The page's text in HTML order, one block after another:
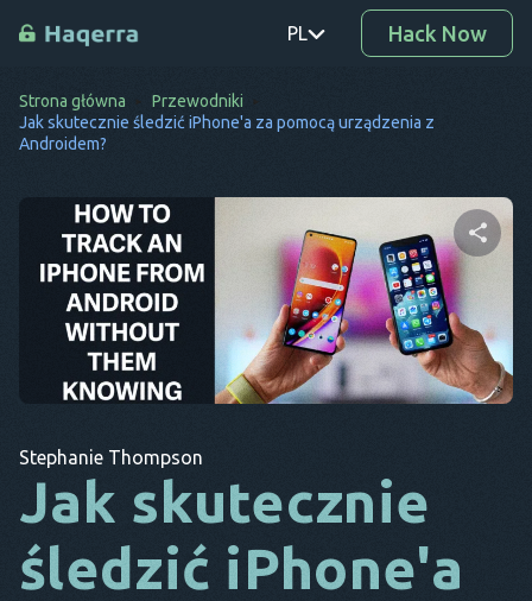
PL
PT
DE
SV
KO
EL
CS
DA
Hack Now
Strona główna
Przewodniki
Jak skutecznie śledzić iPhone'a za pomocą urządzenia z
Androidem?
Udostępnij ten artykuł
Twitter Facebook Kopiuj link
Stephanie Thompson
Jak skutecznie
śledzić iPhone'a